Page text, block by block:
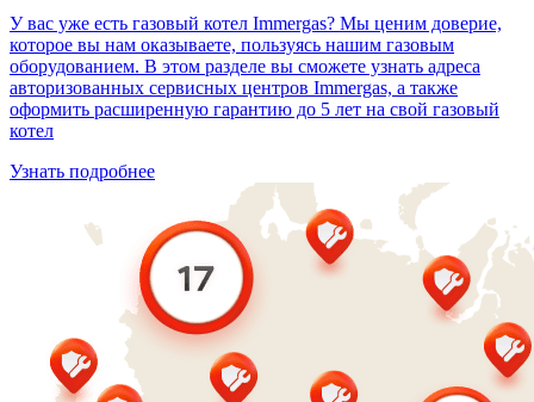
У вас уже есть газовый котел Immergas? Мы ценим доверие,
которое вы нам оказываете, пользуясь нашим газовым
оборудованием. В этом разделе вы сможете узнать адреса
авторизованных сервисных центров Immergas, а также
оформить расширенную гарантию до 5 лет на свой газовый
котел
Узнать подробнее